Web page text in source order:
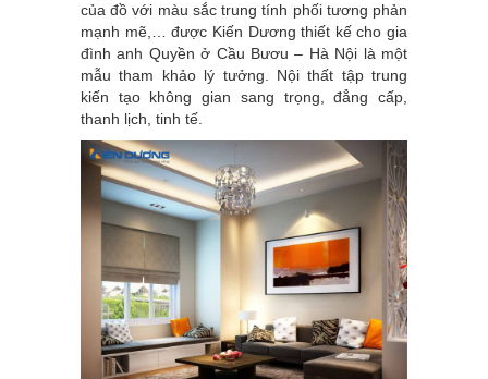
của đồ với màu sắc trung tính phối tương phản
mạnh mẽ,… được Kiến Dương thiết kế cho gia
đình anh Quyền ở Cầu Bươu – Hà Nội là một
mẫu tham khảo lý tưởng. Nội thất tập trung
kiến tạo không gian sang trọng, đẳng cấp,
thanh lịch, tinh tế.